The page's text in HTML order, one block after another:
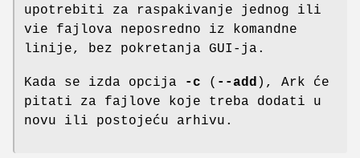
upotrebiti za raspakivanje jednog ili
vie fajlova neposredno iz komandne
linije, bez pokretanja GUI-ja.
Kada se izda opcija -c ( --add ), Ark će
pitati za fajlove koje treba dodati u
novu ili postojeću arhivu.